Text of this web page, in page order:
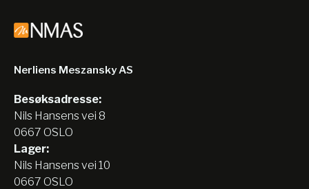
Nerliens Meszansky AS
Besøksadresse:
Nils Hansens vei 8
0667 OSLO
Lager:
Nils Hansens vei 10
0667 OSLO